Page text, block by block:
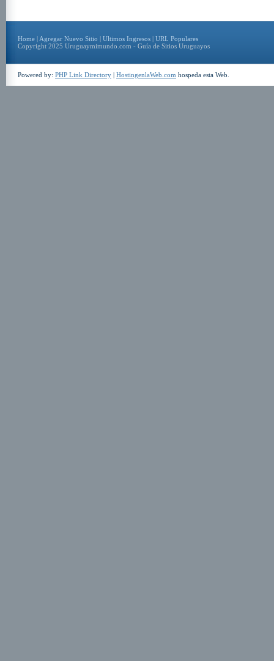
Home | Agregar Nuevo Sitio | Ultimos Ingresos | URL Populares
Copyright 2025 Uruguaymimundo.com - Guía de Sitios Uruguayos
Powered by: PHP Link Directory | HostingenlaWeb.com hospeda esta Web.